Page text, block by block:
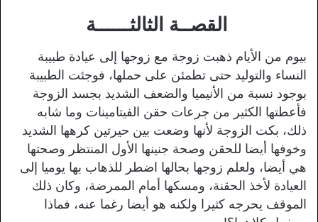
القصــة الثالثــــــة
بيوم من الأيام ذهبت زوجة مع زوجها إلى عيادة طبيبة
النساء والتوليد حتى تطمئن على حملها، فوجئت الطبيبة
بوجود نسبة من الأنيميا والضعف الشديد بجسد الزوجة
فأعطتها الكثير من جرعات حقن الفيتامينات وما شابه
ذلك، بكت الزوجة لأنها وضعت بين حيرتين كرهها الشديد
وخوفها أيضا للحقن وصحة جنينها الأول المنتظر وصحتها
هي أيضا، ولعلم زوجها بحالها اضطر للذهاب بها يوميا إلى
العيادة لأخذ الحقنة، ومسكها أمام الممرضة، وكان ذلك
الموقف يحرجه كثيرا ولكنه هو أيضا رغما عنه، فماذا